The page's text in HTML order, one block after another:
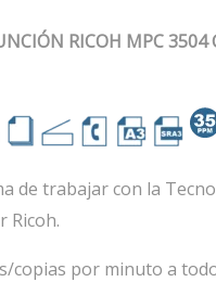
RICOH MPC 3504
de trabajar con la
Ricoh.
copias por minuto a